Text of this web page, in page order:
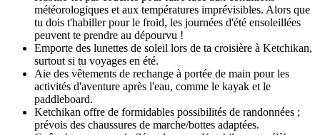
météorologiques et aux températures imprévisibles. Alors que
tu dois t'habiller pour le froid, les journées d'été ensoleillées
peuvent te prendre au dépourvu !
Emporte des lunettes de soleil lors de ta croisière à Ketchikan,
surtout si tu voyages en été.
Aie des vêtements de rechange à portée de main pour les
activités d'aventure après l'eau, comme le kayak et le
paddleboard.
Ketchikan offre de formidables possibilités de randonnées ;
prévois des chaussures de marche/bottes adaptées.